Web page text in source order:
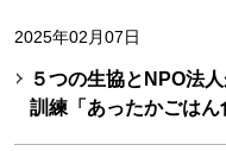
2025年02月07日
５つの生協とNPO法
訓練「あったかごはん